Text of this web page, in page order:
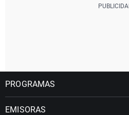
PROGRAMAS
EMISORAS